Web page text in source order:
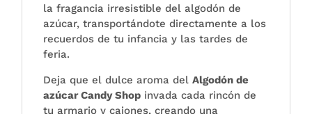
la fragancia irresistible del algodón de
azúcar, transportándote directamente a los
recuerdos de tu infancia y las tardes de
feria.
Deja que el dulce aroma delAlgodón de
azúcar Candy Shop invada cada rincón de
tu armario y cajones, creando una